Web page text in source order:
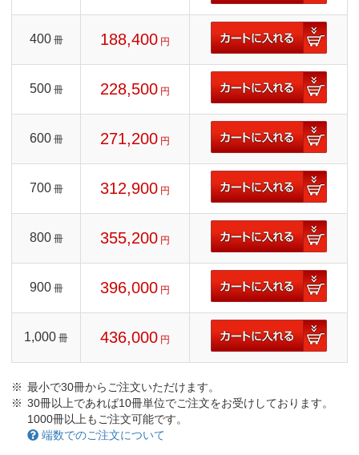
400 冊 188,400 円
500 冊 228,500 円
600 冊 271,200 円
700 冊 312,900 円
800 冊 355,200 円
900 冊 396,000 円
1,000 冊 436,000 円
最小で30冊からご注文いただけます。
30冊以上であれば10冊単位でご注文をお受けしております。
1000冊以上もご注文可能です。
端数でのご注文について